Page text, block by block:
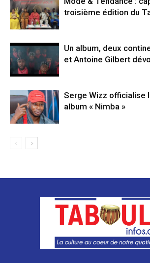
troisième édition du
Un album, deux
et Antoine Gilbert
Serge Wizz officialise
album « Nimba »